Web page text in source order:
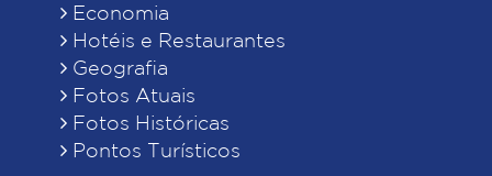
Economia
Hotéis e Restaurantes
Geografia
Fotos Atuais
Fotos Históricas
Pontos Turísticos